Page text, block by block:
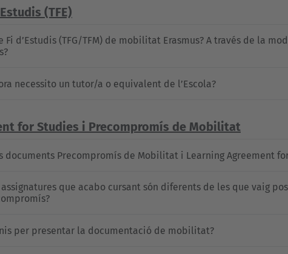
(TFE)
Fi d’Estudis (TFG/TFM) de mobilitat Erasmus? A través de la
necessito un tutor/a o equivalent de l’Escola?
for Studies i Precompromís de Mobilitat
documents Precompromís de Mobilitat i Learning Agreement
que acabo cursant són diferents de les que vaig
per presentar la documentació de mobilitat?